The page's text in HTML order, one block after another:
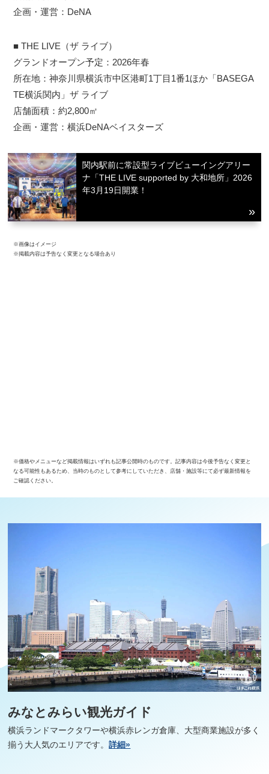
企画・運営：DeNA
■ THE LIVE（ザ ライブ）
グランドオープン予定：2026年春
所在地：神奈川県横浜市中区港町1丁目1番1ほか「BASEGA
TE横浜関内」ザ ライブ
店舗面積：約2,800㎡
企画・運営：横浜DeNAベイスターズ
関内駅前に常設型ライブビューイングアリー
ナ「THE LIVE supported by 大和地所」2026
年3月19日開業！
※画像はイメージ
※掲載内容は予告なく変更となる場合あり
※価格やメニューなど掲載情報はいずれも記事公開時のものです。記事内容は今後予告なく変更と
なる可能性もあるため、当時のものとして参考にしていただき、店舗・施設等にて必ず最新情報を
ご確認ください。
みなとみらい観光ガイド
横浜ランドマークタワーや横浜赤レンガ倉庫、大型商業施設が多く
揃う大人気のエリアです。詳細»